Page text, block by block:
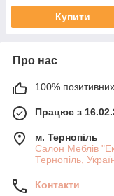
Купити
Про нас
100% позитивних
Працює з
м. Тернопіль
Салон Меблів
Тернопіль,
Контакти